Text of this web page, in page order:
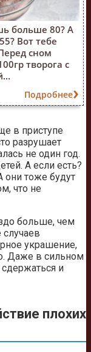
больше 80? А
Вот тебе
сном
творога с
Подробнее
в приступе
разрушает
не один год.
А если есть?
они тоже будут
что не
больше, чем
украшение,
Даже в сильном
и
плохих